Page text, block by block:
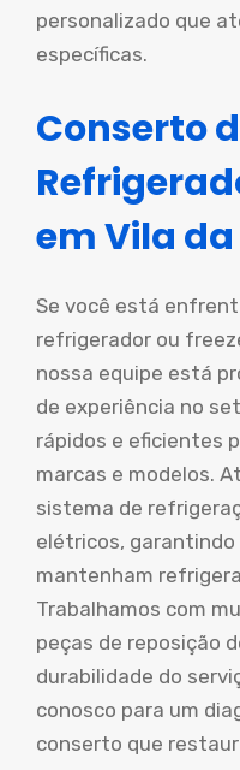
personalizado que
específicas.
Conserto
em Vila da
Se você está
refrigerador ou
nossa equipe está
de experiência no
rápidos e eficientes
marcas e modelos.
sistema de
elétricos,
mantenham
Trabalhamos com
peças de reposição
durabilidade do
conosco para um
conserto que